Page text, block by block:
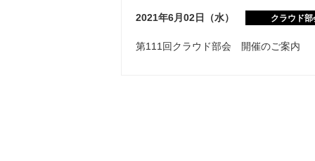
2021年6月02日（水） クラウド部
第111回クラウド部会 開催のご案内